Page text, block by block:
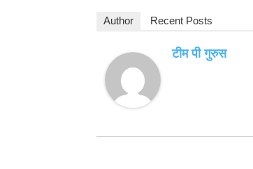
Author Recent Posts
टीम पी गुरुस